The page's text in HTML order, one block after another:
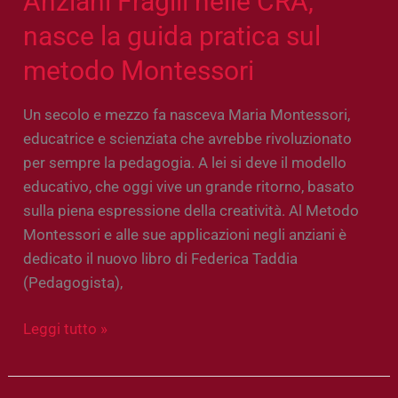
nasce la guida pratica sul
metodo Montessori
Un secolo e mezzo fa nasceva Maria Montessori,
educatrice e scienziata che avrebbe rivoluzionato
per sempre la pedagogia. A lei si deve il modello
educativo, che oggi vive un grande ritorno, basato
sulla piena espressione della creatività. Al Metodo
Montessori e alle sue applicazioni negli anziani è
dedicato il nuovo libro di Federica Taddia
(Pedagogista),
Leggi tutto »